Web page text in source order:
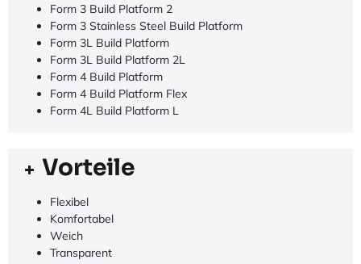
Form 3 Build Platform 2
Form 3 Stainless Steel Build Platform
Form 3L Build Platform
Form 3L Build Platform 2L
Form 4 Build Platform
Form 4 Build Platform Flex
Form 4L Build Platform L
Vorteile
Flexibel
Komfortabel
Weich
Transparent